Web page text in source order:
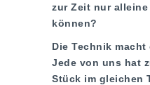
zur Zeit nur
können?
Die Technik
Jede von uns hat
Stück im gleichen